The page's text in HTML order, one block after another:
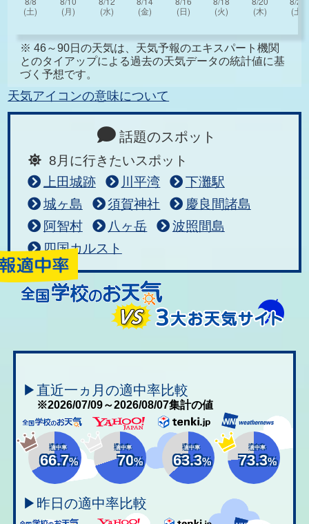
※ 46～90日の天気は、天気予報のエキスパート機関
とのタイアップによる過去の天気データの統計値に基
づく予想です。
天気アイコンの意味について
話題のスポット
8月に行きたいスポット
上田城跡
川平湾
下灘駅
城ヶ島
須賀神社
慶良間諸島
阿智村
八ヶ岳
波照間島
四国カルスト
▶直近一ヵ月の適中率比較
※2026/07/09～2026/08/07集計の値
適中率
66.7%
適中率
70%
適中率
63.3%
適中率
73.3%
▶昨日の適中率比較